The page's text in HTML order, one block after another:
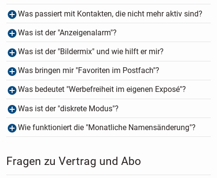
Was passiert mit Kontakten, die nicht mehr aktiv sind?
Was ist der "Anzeigenalarm"?
Was ist der "Bildermix" und wie hilft er mir?
Was bringen mir "Favoriten im Postfach"?
Was bedeutet "Werbefreiheit im eigenen Exposé"?
Was ist der "diskrete Modus"?
Wie funktioniert die "Monatliche Namensänderung"?
Fragen zu Vertrag und Abo